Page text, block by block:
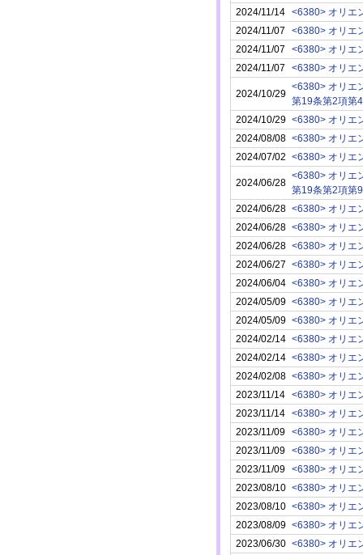
2024/11/14 <6380> オリエ
2024/11/07
<6380> オリエ
2024/11/07
<6380> オリエ
2024/11/07
<6380> オリエ
2024/10/29
<6380> オリエ
第19条第2項第
2024/10/29 <6380> オリエ
2024/08/08 <6380> オリエ
2024/07/02 <6380> オリエ
2024/06/28
<6380> オリエ
第19条第2項第
2024/06/28 <6380> オリエ
2024/06/28 <6380> オリエ
2024/06/28 <6380> オリエ
2024/06/27 <6380> オリエ
2024/06/04 <6380> オリエ
2024/05/09 <6380> オリエ
2024/05/09 <6380> オリエ
2024/02/14 <6380> オリエ
2024/02/14 <6380> オリエ
2024/02/08 <6380> オリエ
2023/11/14 <6380> オリエ
2023/11/14 <6380> オリエ
2023/11/09 <6380> オリエ
2023/11/09 <6380> オリエ
2023/11/09 <6380> オリエ
2023/08/10 <6380> オリエ
2023/08/10 <6380> オリエ
2023/08/09 <6380> オリエ
2023/06/30 <6380> オリエ